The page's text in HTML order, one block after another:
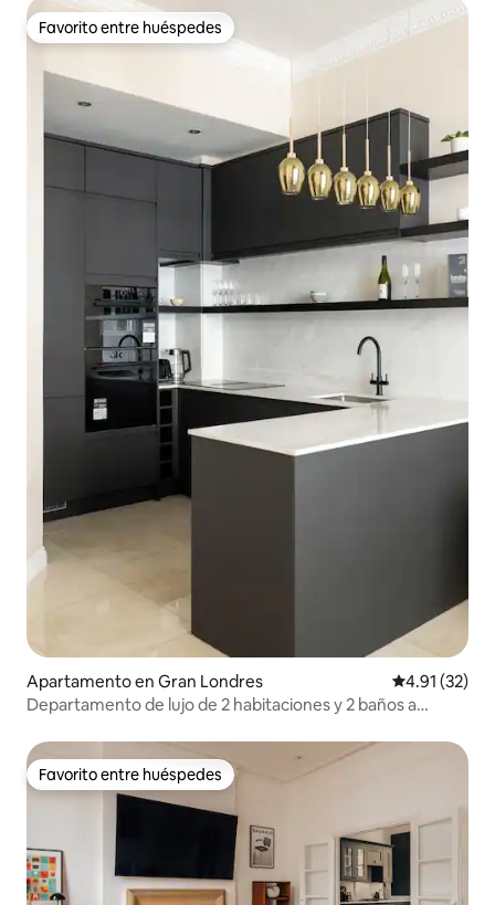
Favorito entre huéspedes
Favorito entre huéspedes
Apartamento en Gran Londres Calificación
4.91 (32)
Departamento de lujo de 2 habitaciones y 2 baños a
Favorito entre huéspedes
Favorito entre huéspedes